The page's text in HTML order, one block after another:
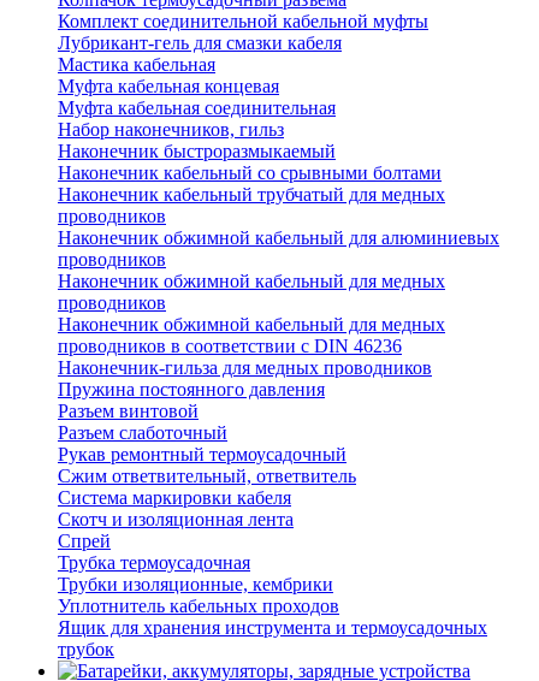
Комплект соединительной кабельной муфты
Лубрикант-гель для смазки кабеля
Мастика кабельная
Муфта кабельная концевая
Муфта кабельная соединительная
Набор наконечников, гильз
Наконечник быстроразмыкаемый
Наконечник кабельный со срывными болтами
Наконечник кабельный трубчатый для медных
проводников
Наконечник обжимной кабельный для алюминиевых
проводников
Наконечник обжимной кабельный для медных
проводников
Наконечник обжимной кабельный для медных
проводников в соответствии с DIN 46236
Наконечник-гильза для медных проводников
Пружина постоянного давления
Разъем винтовой
Разъем слаботочный
Рукав ремонтный термоусадочный
Сжим ответвительный, ответвитель
Система маркировки кабеля
Скотч и изоляционная лента
Спрей
Трубка термоусадочная
Трубки изоляционные, кембрики
Уплотнитель кабельных проходов
Ящик для хранения инструмента и термоусадочных
трубок